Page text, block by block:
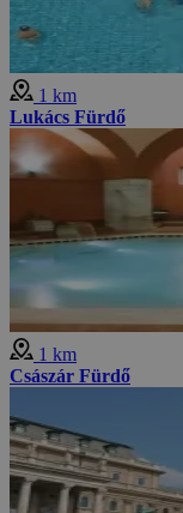
1 km
Lukács Fürdő
1 km
Császár Fürdő